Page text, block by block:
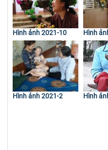
Hình ảnh 2021-10 Hình
Hình ảnh 2021-2 Hình